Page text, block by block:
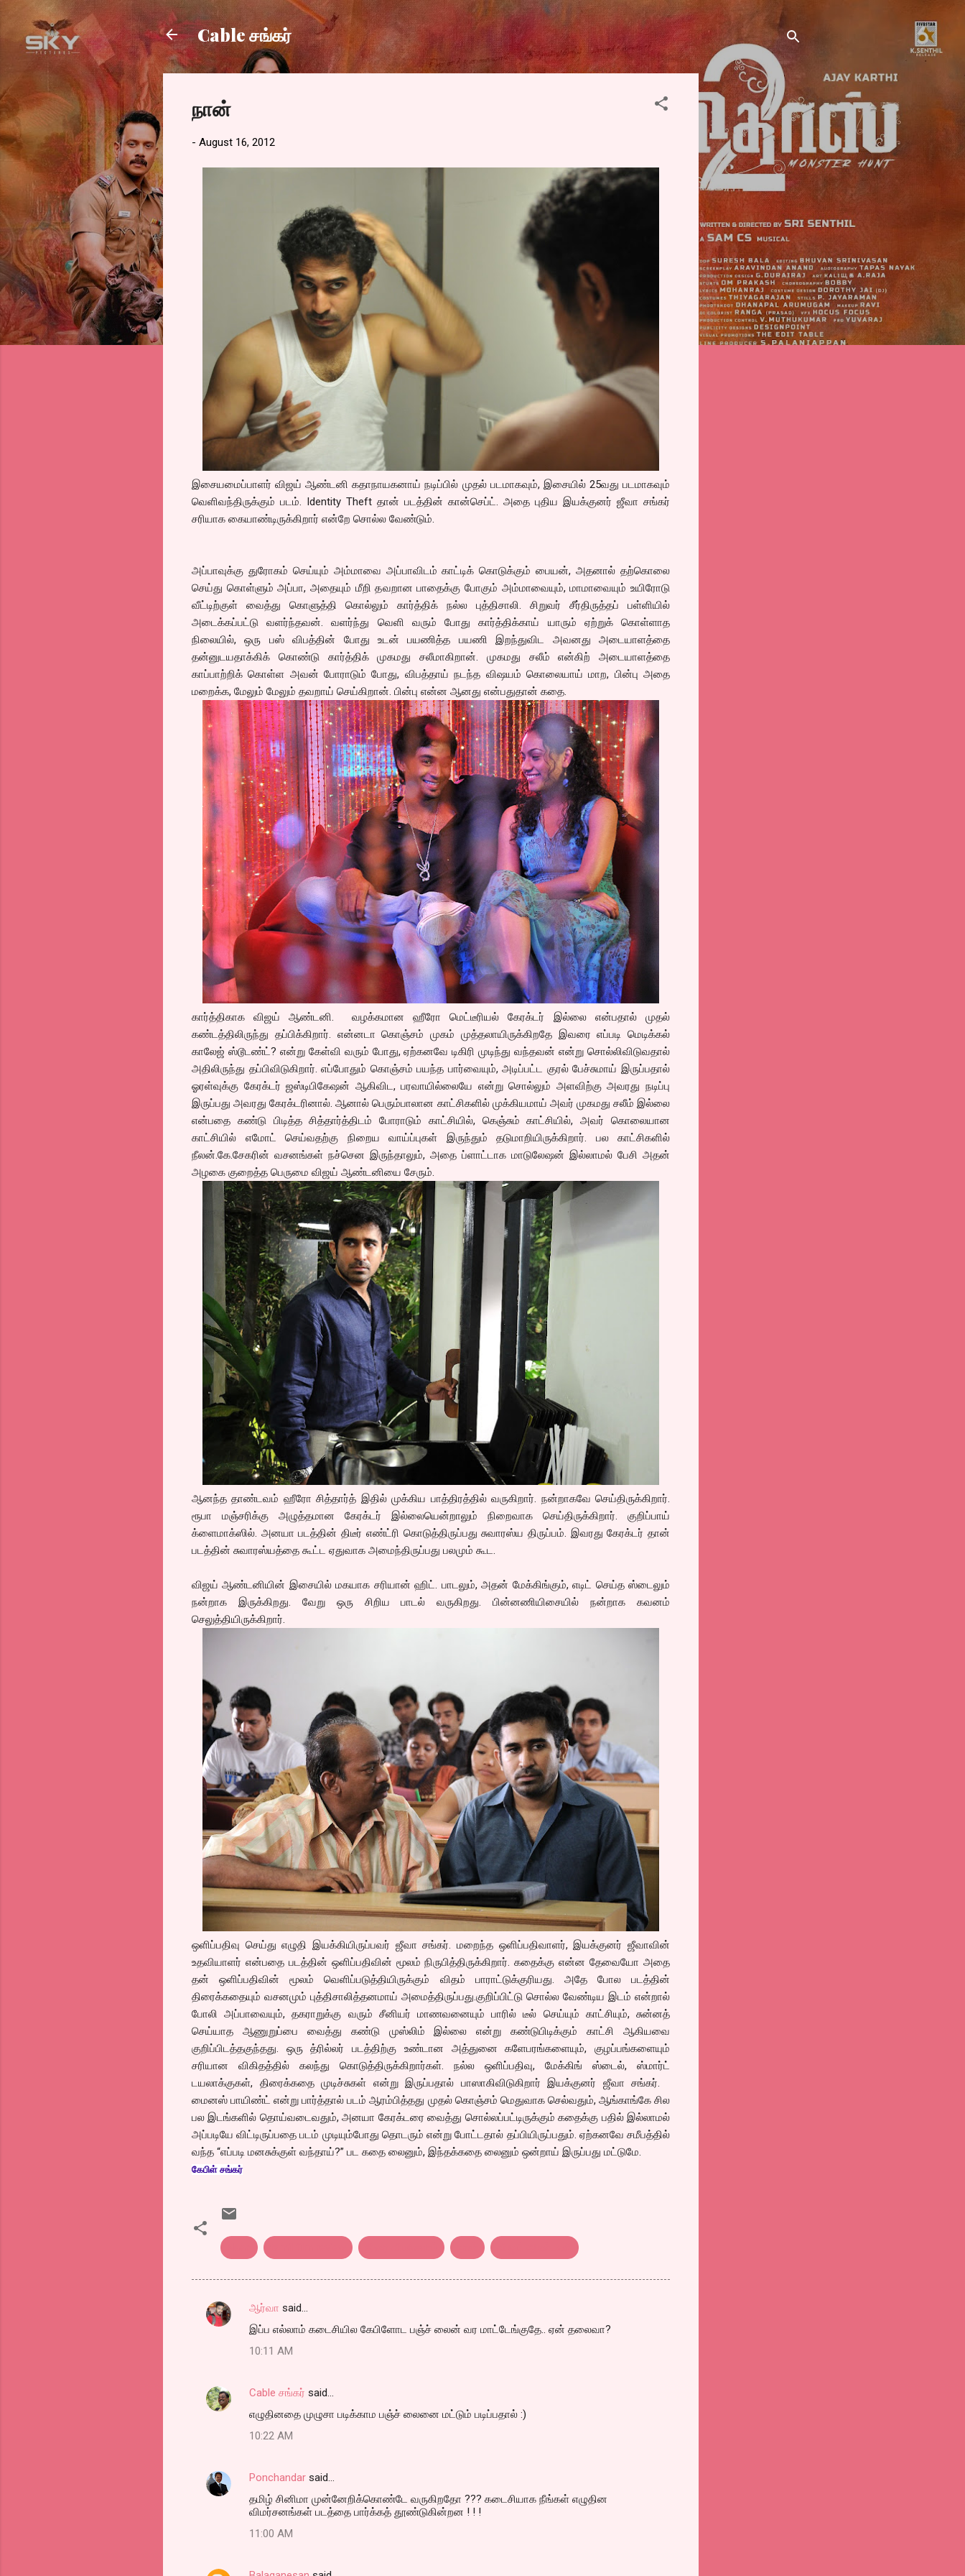
Skip to main content
Cable சங்கர்
நான்
- August 16, 2012
இசையமைப்பாளர் விஜய் ஆண்டனி கதாநாயகனாய் நடிப்பில் முதல் படமாகவும், இசையில் 25வது படமாகவும்
வெளிவந்திருக்கும் படம். Identity Theft தான் படத்தின் கான்செப்ட். அதை புதிய இயக்குனர் ஜீவா சங்கர்
சரியாக கையாண்டிருக்கிறார் என்றே சொல்ல வேண்டும்.
அப்பாவுக்கு துரோகம் செய்யும் அம்மாவை அப்பாவிடம் காட்டிக் கொடுக்கும் பையன், அதனால் தற்கொலை
செய்து கொள்ளும் அப்பா, அதையும் மீறி தவறான பாதைக்கு போகும் அம்மாவையும், மாமாவையும் உயிரோடு
வீட்டிற்குள் வைத்து கொளுத்தி கொல்லும் கார்த்திக் நல்ல புத்திசாலி. சிறுவர் சீர்திருத்தப் பள்ளியில்
அடைக்கப்பட்டு வளர்ந்தவன். வளர்ந்து வெளி வரும் போது கார்த்திக்காய் யாரும் ஏற்றுக் கொள்ளாத
நிலையில், ஒரு பஸ் விபத்தின் போது உடன் பயணித்த பயணி இறந்துவிட அவனது அடையாளத்தை
தன்னுடயதாக்கிக் கொண்டு கார்த்திக் முகமது சலீமாகிறான். முகமது சலீம் என்கிற் அடையாளத்தை
காப்பாற்றிக் கொள்ள அவன் போராடும் போது, விபத்தாய் நடந்த விஷயம் கொலையாய் மாற, பின்பு அதை
மறைக்க, மேலும் மேலும் தவறாய் செய்கிறான். பின்பு என்ன ஆனது என்பதுதான் கதை.
கார்த்திகாக விஜய் ஆண்டனி. வழக்கமான ஹீரோ மெட்டீரியல் கேரக்டர் இல்லை என்பதால் முதல்
கண்டத்திலிருந்து தப்பிக்கிறார். என்னடா கொஞ்சம் முகம் முத்தலாயிருக்கிறதே இவரை எப்படி மெடிக்கல்
காலேஜ் ஸ்டூடண்ட்? என்று கேள்வி வரும் போது, ஏற்கனவே டிகிரி முடிந்து வந்தவன் என்று சொல்லிவிடுவதால்
அதிலிருந்து தப்பிவிடுகிறார். எப்போதும் கொஞ்சம் பயந்த பார்வையும், அடிப்பட்ட குரல் பேச்சுமாய் இருப்பதால்
ஓரள்வுக்கு கேரக்டர் ஜஸ்டிபிகேஷன் ஆகிவிட, பரவாயில்லையே என்று சொல்லும் அளவிற்கு அவரது நடிப்பு
இருப்பது அவரது கேரக்டரினால். ஆனால் பெரும்பாலான காட்சிகளில் முக்கியமாய் அவர் முகமது சலீம் இல்லை
என்பதை கண்டு பிடித்த சித்தார்த்திடம் போராடும் காட்சியில், கெஞ்சும் காட்சியில், அவர் கொலையான
காட்சியில் எமோட் செய்வதற்கு நிறைய வாய்ப்புகள் இருந்தும் தடுமாறியிருக்கிறார். பல காட்சிகளில்
நீலன்.கே.சேகரின் வசனங்கள் நச்சென இருந்தாலும், அதை ப்ளாட்டாக மாடுலேஷன் இல்லாமல் பேசி அதன்
அழகை குறைத்த பெருமை விஜய் ஆண்டனியை சேரும்.
ஆனந்த தாண்டவம் ஹீரோ சித்தார்த் இதில் முக்கிய பாத்திரத்தில் வருகிறார். நன்றாகவே செய்திருக்கிறார்.
ரூபா மஞ்சரிக்கு அழுத்தமான கேரக்டர் இல்லையென்றாலும் நிறைவாக செய்திருக்கிறார். குறிப்பாய்
க்ளைமாக்ஸில். அனயா படத்தின் திடீர் எண்ட்ரி கொடுத்திருப்பது சுவாரஸ்ய திருப்பம். இவரது கேரக்டர் தான்
படத்தின் சுவாரஸ்யத்தை கூட்ட ஏதுவாக அமைந்திருப்பது பலமும் கூட.
விஜய் ஆண்டனியின் இசையில் மகயாக சரியான் ஹிட். பாடலும், அதன் மேக்கிங்கும், எடிட் செய்த ஸ்டைலும்
நன்றாக இருக்கிறது. வேறு ஒரு சிறிய பாடல் வருகிறது. பின்னணியிசையில் நன்றாக கவனம்
செலுத்தியிருக்கிறார்.
ஒளிப்பதிவு செய்து எழுதி இயக்கியிருப்பவர் ஜீவா சங்கர். மறைந்த ஒளிப்பதிவாளர், இயக்குனர் ஜீவாவின்
உதவியாளர் என்பதை படத்தின் ஒளிப்பதிவின் மூலம் நிருபித்திருக்கிறார். கதைக்கு என்ன தேவையோ அதை
தன் ஒளிப்பதிவின் மூலம் வெளிப்படுத்தியிருக்கும் விதம் பாராட்டுக்குரியது. அதே போல படத்தின்
திரைக்கதையும் வசனமும் புத்திசாலித்தனமாய் அமைத்திருப்பது.குறிப்பிட்டு சொல்ல வேண்டிய இடம் என்றால்
போலி அப்பாவையும், தகராறுக்கு வரும் சீனியர் மாணவனையும் பாரில் டீல் செய்யும் காட்சியும், சுன்னத்
செய்யாத ஆணுறுப்பை வைத்து கண்டு முஸ்லிம் இல்லை என்று கண்டுபிடிக்கும் காட்சி ஆகியவை
குறிப்பிடத்தகுந்தது. ஒரு த்ரில்லர் படத்திற்கு உண்டான அத்துனை களேபரங்களையும், குழப்பங்களையும்
சரியான விகிதத்தில் கலந்து கொடுத்திருக்கிறார்கள். நல்ல ஒளிப்பதிவு, மேக்கிங் ஸ்டைல், ஸ்மார்ட்
டயலாக்குகள், திரைக்கதை முடிச்சுகள் என்று இருப்பதால் பாஸாகிவிடுகிறார் இயக்குனர் ஜீவா சங்கர்.
மைனஸ் பாயிண்ட் என்று பார்த்தால் படம் ஆரம்பித்தது முதல் கொஞ்சம் மெதுவாக செல்வதும், ஆங்காங்கே சில
பல இடங்களில் தொய்வடைவதும், அனயா கேரக்டரை வைத்து சொல்லப்பட்டிருக்கும் கதைக்கு பதில் இல்லாமல்
அப்படியே விட்டிருப்பதை படம் முடியும்போது தொடரும் என்று போட்டதால் தப்பியிருப்பதும். ஏற்கனவே சமீபத்தில்
வந்த “எப்படி மனசுக்குள் வந்தாய்?” பட கதை லைனும், இந்தக்கதை லைனும் ஒன்றாய் இருப்பது மட்டுமே.
கேபிள் சங்கர்
C
e
ஆர்வா said…
இப்ப எல்லாம் கடைசியில கேபிளோட பஞ்ச் லைன் வர மாட்டேங்குதே.. ஏன் தலைவா?
10:11 AM
Cable சங்கர் said…
எழுதினதை முழுசா படிக்காம பஞ்ச் லைனை மட்டும் படிப்பதால் :)
10:22 AM
Ponchandar said…
தமிழ் சினிமா முன்னேறிக்கொண்டே வருகிறதோ ??? கடைசியாக நீங்கள் எழுதின
விமர்சனங்கள் படத்தை பார்க்கத் தூண்டுகின்றன ! ! !
11:00 AM